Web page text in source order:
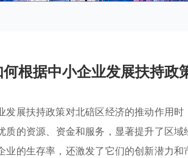
根据中小企业发展扶持政
发展扶持政策对北碚区经济的推动作用
质的资源、资金和服务，显著提升了区
业的生存率，还激发了它们的创新潜力